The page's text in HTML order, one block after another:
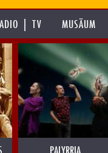
| TV MUSÄUM